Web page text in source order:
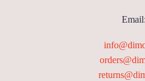
Email: